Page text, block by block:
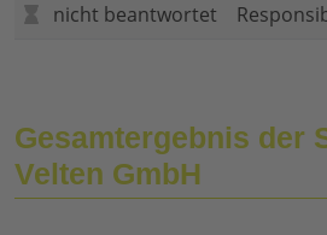
nicht beantwortet
Gesamtergebnis der
Velten GmbH